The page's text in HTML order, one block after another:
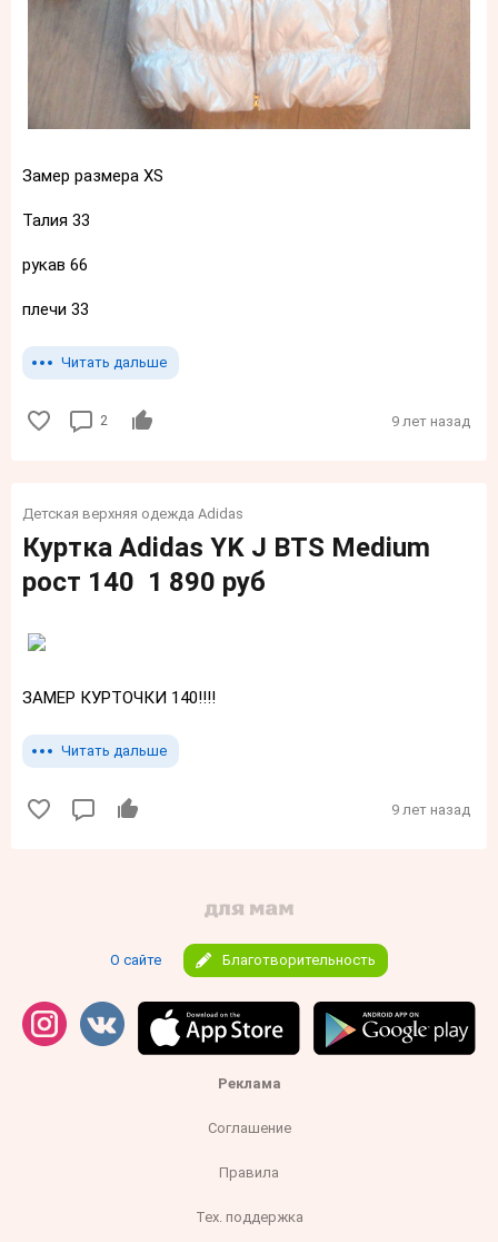
Замер размера XS
Талия 33
рукав 66
плечи 33
Читать дальше
2 9 лет назад
Детская верхняя одежда Adidas
Куртка Adidas YK J BTS Medium
рост 140 1 890 руб
ЗАМЕР КУРТОЧКИ 140!!!!
Читать дальше
9 лет назад
О сайте Благотворительность
Реклама
Соглашение
Правила
Тех. поддержка